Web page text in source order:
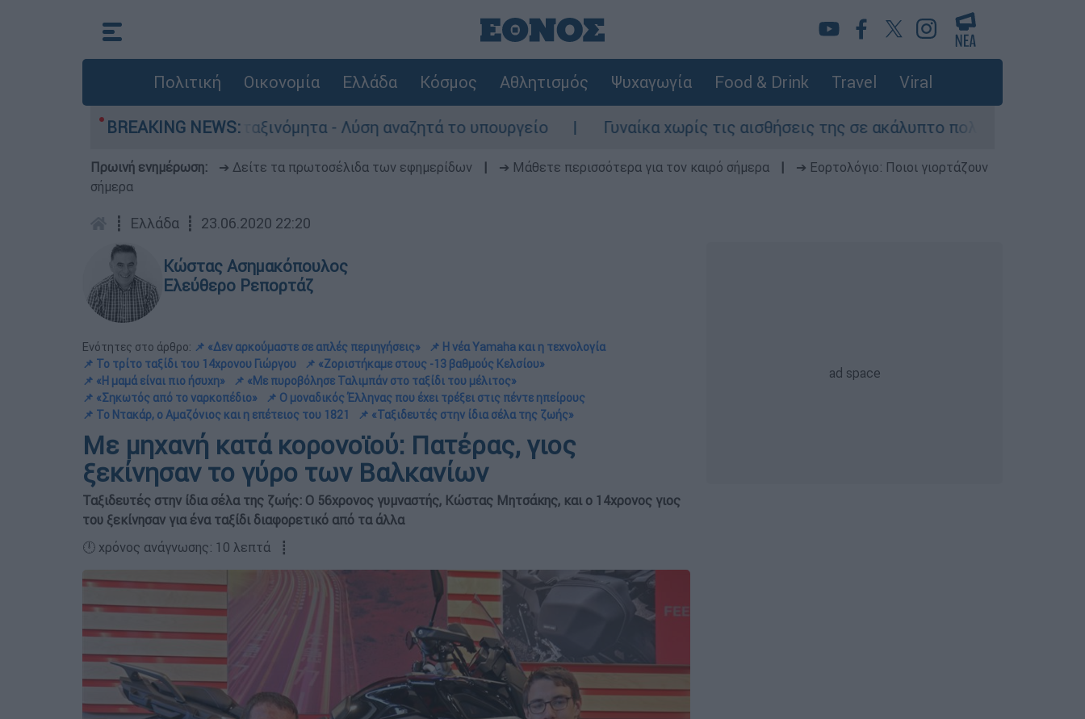
Πολιτική Οικονομία Ελλάδα Κόσμος Αθλητισμός Ψυχαγωγία Food & Drink Travel Viral
BREAKING NEWS:
παραμένουν αταξινόμητα - Λύση αναζητά το υπουργείο Γυναίκα χωρίς τις αισθήσεις της σε ακάλυπτο πολυκατοικίας στη
Πρωινή ενημέρωση: ➔ Δείτε τα πρωτοσέλιδα των εφημερίδων ➔ Μάθετε περισσότερα για τον καιρό σήμερα
➔ Εορτολόγιο: Ποιοι γιορτάζουν
σήμερα
┋ Ελλάδα ┋ 23.06.2020 22:20
Κώστας Ασημακόπουλος
Ελεύθερο Ρεπορτάζ
Ενότητες στο άρθρο: 📌 «Δεν αρκούμαστε σε απλές περιηγήσεις»
📌 Η νέα Yamaha και η τεχνολογία
📌 Το τρίτο ταξίδι του 14χρονου Γιώργου
📌 «Ζοριστήκαμε στους -13 βαθμούς Κελσίου»
📌 «Η μαμά είναι πιο ήσυχη»
📌 «Με πυροβόλησε Ταλιμπάν στο ταξίδι του μέλιτος»
📌 «Σηκωτός από το ναρκοπέδιο»
📌 Ο μοναδικός Έλληνας που έχει τρέξει στις πέντε ηπείρους
📌 Το Ντακάρ, ο Αμαζόνιος και η επέτειος του 1821
📌 «Ταξιδευτές στην ίδια σέλα της ζωής»
Με μηχανή κατά κορονοϊού: Πατέρας, γιος
ξεκίνησαν το γύρο των Βαλκανίων
Ταξιδευτές στην ίδια σέλα της ζωής: Ο 56χρονος γυμναστής, Κώστας Μητσάκης, και ο 14χρονος γιος
του ξεκίνησαν για ένα ταξίδι διαφορετικό από τα άλλα
🕛 χρόνος ανάγνωσης: 10 λεπτά ┋